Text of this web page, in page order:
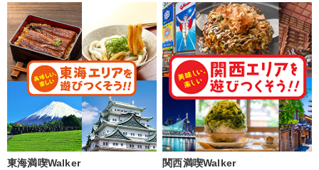
東海満喫Walker 関西満喫Walker